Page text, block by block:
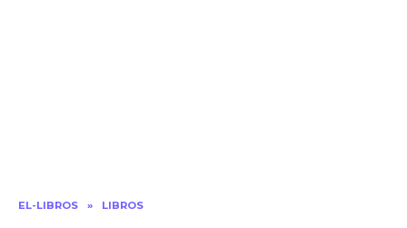
EL-LIBROS » LIBROS